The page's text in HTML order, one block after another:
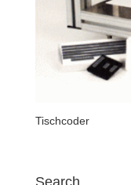
Tischcoder
Search